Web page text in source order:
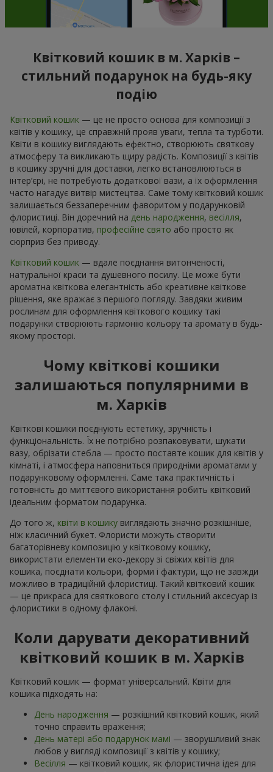
Квітковий кошик в м. Харків –
стильний подарунок на будь-яку
подію
Квітковий кошик — це не просто основа для композиції з
квітів у кошику, це справжній прояв уваги, тепла та турботи.
Квіти в кошику виглядають ефектно, створюють святкову
атмосферу та викликають щиру радість. Композиції з квітів
в кошику зручні для доставки, легко встановлюються в
інтер’єрі, не потребують додаткової вази, а їх оформлення
часто нагадує витвір мистецтва. Саме тому квітковий кошик
залишається беззаперечним фаворитом у подарунковій
флористиці. Він доречний на день народження, весілля,
ювілей, корпоратив, професійне свято або просто як
сюрприз без приводу.
Квітковий кошик — вдале поєднання витонченості,
натуральної краси та душевного посилу. Це може бути
ароматна квіткова елегантність або креативне квіткове
рішення, яке вражає з першого погляду. Завдяки живим
рослинам для оформлення квіткового кошику такі
подарунки створюють гармонію кольору та аромату в будь-
якому просторі.
Чому квіткові кошики
залишаються популярними в
м. Харків
Квіткові кошики поєднують естетику, зручність і
функціональність. Їх не потрібно розпаковувати, шукати
вазу, обрізати стебла — просто поставте кошик для квітів у
кімнаті, і атмосфера наповниться природніми ароматами у
подарунковому оформленні. Саме така практичність і
готовність до миттєвого використання робить квітковий
ідеальним форматом подарунка.
До того ж, квіти в кошику виглядають значно розкішніше,
ніж класичний букет. Флористи можуть створити
багаторівневу композицію у квітковому кошику,
використати елементи еко-декору зі свіжих квітів для
кошика, поєднати кольори, форми і фактури, що не завжди
можливо в традиційній флористиці. Такий квітковий кошик
— це прикраса для святкового столу і стильний аксесуар із
флористики в одному флаконі.
Коли дарувати декоративний
квітковий кошик в м. Харків
Квітковий кошик — формат універсальний. Квіти для
кошика підходять на:
День народження — розкішний квітковий кошик, який
точно справить враження;
День матері або подарунок мамі — зворушливий знак
любов у вигляді композиції з квітів у кошику;
Весілля — квітковий кошик, як флористична ідея для